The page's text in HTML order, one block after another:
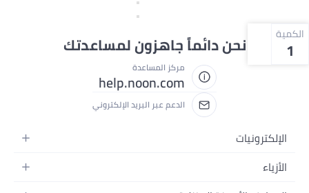
الكمية
1 نحن دائماً جاهزون لمساعدتك
مركز المساعدة
help.noon.com
الدعم عبر البريد الإلكتروني
الإلكترونيات
الجوالات
الأزياء